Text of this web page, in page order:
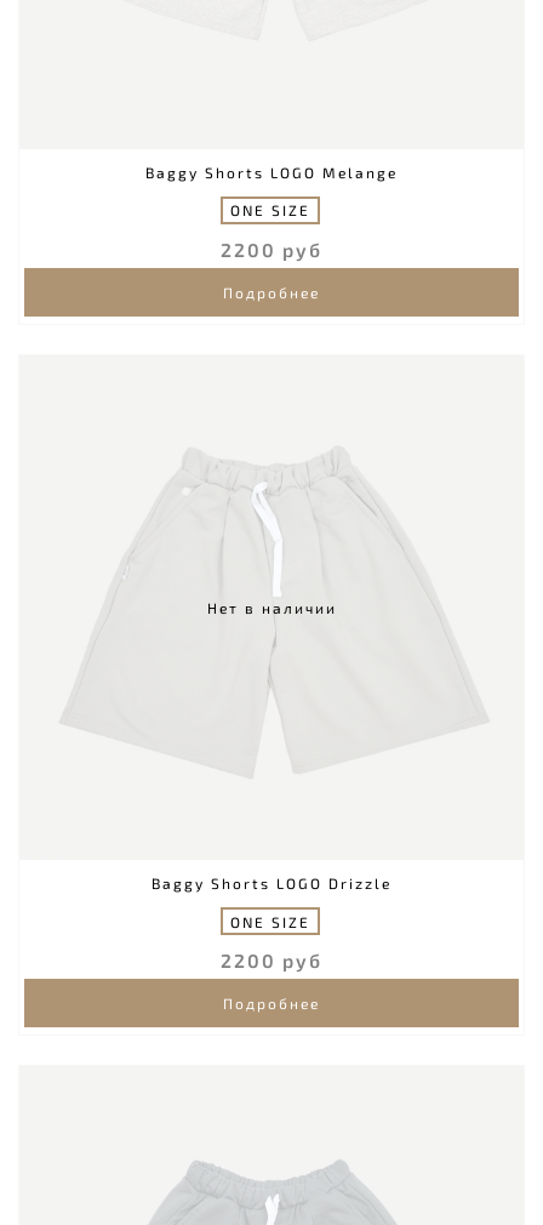
Baggy Shorts LOGO Melange
ONE SIZE
2200 руб
Подробнее
Нет в наличии
Baggy Shorts LOGO Drizzle
ONE SIZE
2200 руб
Подробнее